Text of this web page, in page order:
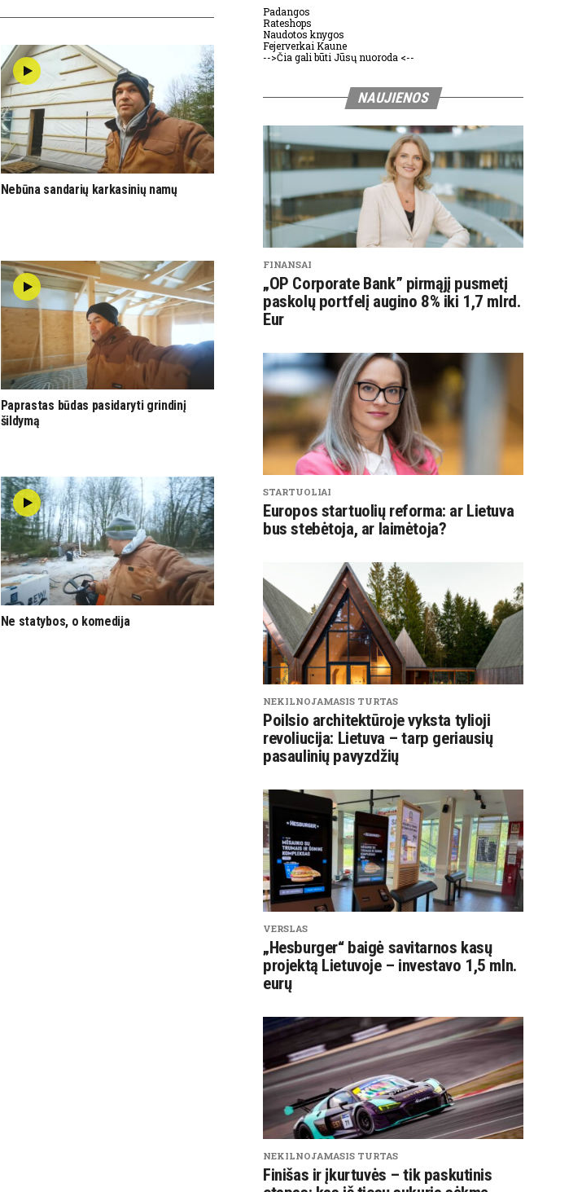
Nebūna sandarių karkasinių namų
Paprastas būdas pasidaryti grindinį
šildymą
Ne statybos, o komedija
Padangos
Rateshops
Naudotos knygos
Fejerverkai Kaune
-->Čia gali būti Jūsų nuoroda <--
NAUJIENOS
FINANSAI
„OP Corporate Bank” pirmąjį pusmetį
paskolų portfelį augino 8% iki 1,7 mlrd.
Eur
STARTUOLIAI
Europos startuolių reforma: ar Lietuva
bus stebėtoja, ar laimėtoja?
NEKILNOJAMASIS TURTAS
Poilsio architektūroje vyksta tylioji
revoliucija: Lietuva – tarp geriausių
pasaulinių pavyzdžių
VERSLAS
„Hesburger“ baigė savitarnos kasų
projektą Lietuvoje – investavo 1,5 mln.
eurų
NEKILNOJAMASIS TURTAS
Finišas ir įkurtuvės – tik paskutinis